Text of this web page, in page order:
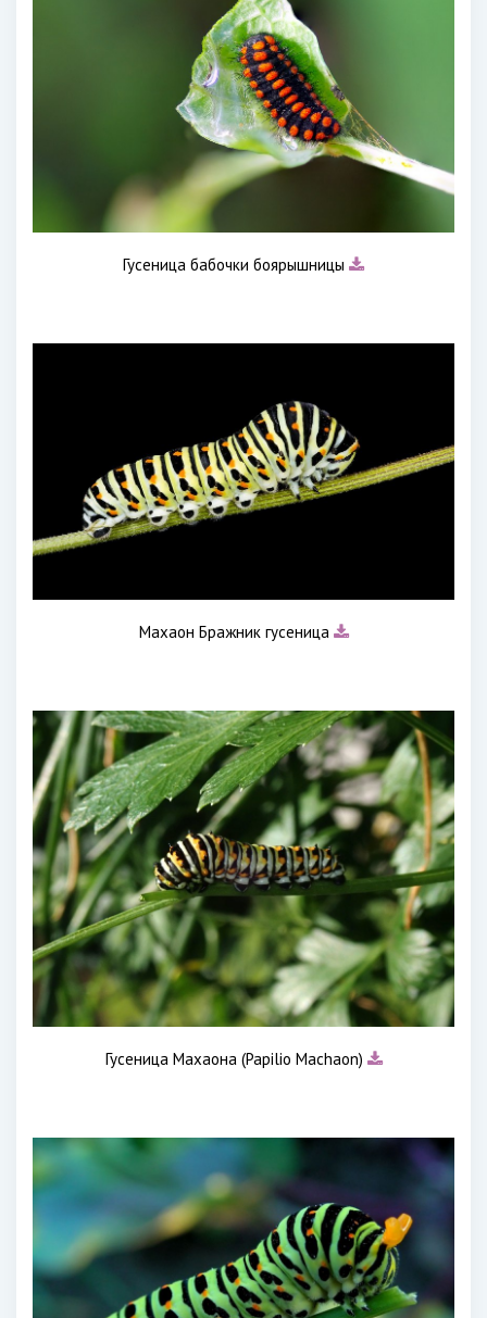
Гусеница бабочки боярышницы
Махаон Бражник гусеница
Гусеница Махаона (Papilio Machaon)